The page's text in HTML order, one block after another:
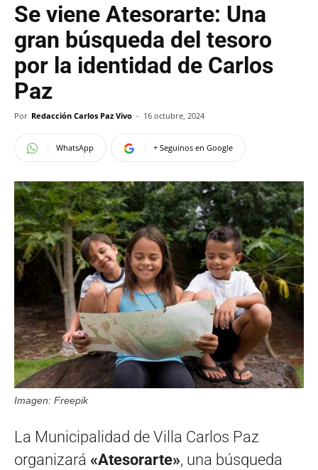
Se viene Atesorarte: Una
gran búsqueda del tesoro
por la identidad de Carlos
Paz
Por Redacción Carlos Paz Vivo - 16 octubre, 2024
WhatsApp + Seguinos en Google
Imagen: Freepik
La Municipalidad de Villa Carlos Paz
organizará «Atesorarte», una búsqueda